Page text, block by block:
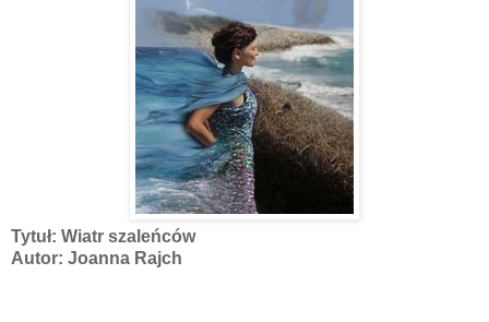
Tytuł: Wiatr szaleńców
Autor: Joanna Rajch